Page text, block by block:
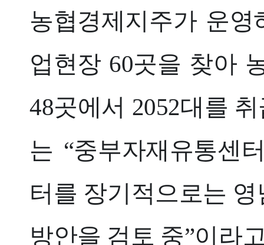
농협경제지주가 운영
업현장 60곳을 찾아
48곳에서 2052대를
는 “중부자재유통센
터를 장기적으로는
방안을 검토 중”이라